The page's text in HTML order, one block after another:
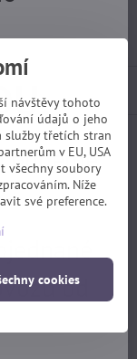
WhatsApp
E-
mail
produkt
návštěvy tohoto
údajů o jeho
služby třetích stran
v EU, USA
všechny soubory
Níže
své preference.
cookies
budeme
od